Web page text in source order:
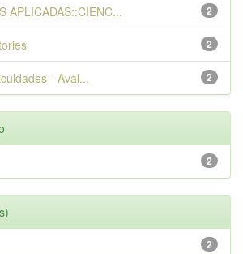
2
APLICADAS::CIENC...
2
2
- Aval...
2
2